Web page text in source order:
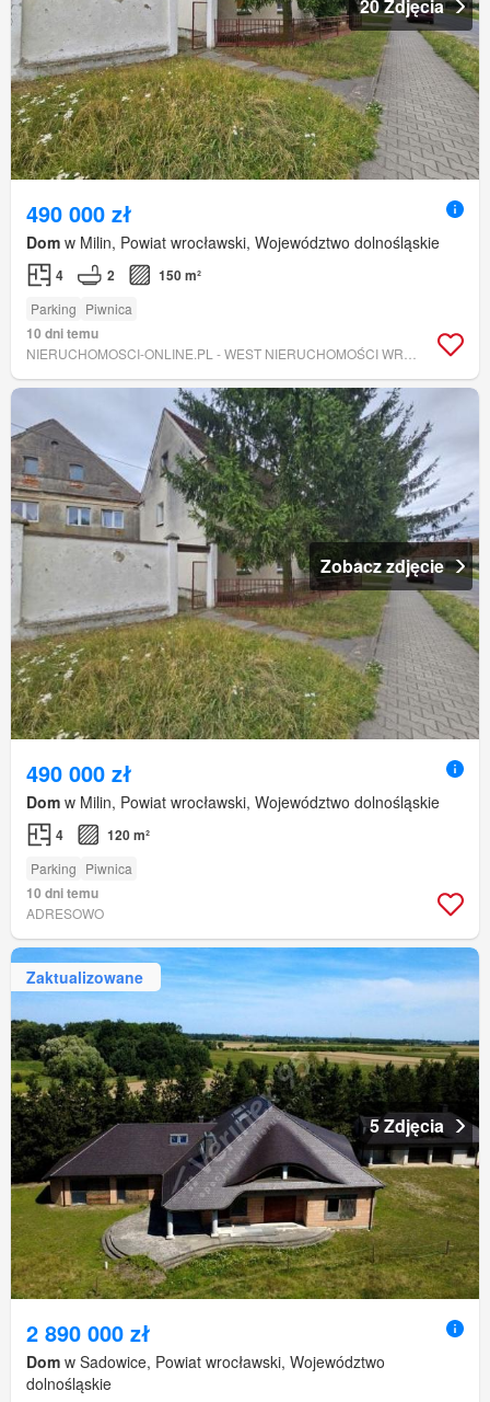
20 Zdjęcia
490 000 zł
Dom w Milin, Powiat wrocławski, Województwo dolnośląskie
4 2 150 m²
Parking Piwnica
10 dni temu
Zobacz zdjęcie
490 000 zł
Dom w Milin, Powiat wrocławski, Województwo dolnośląskie
4 120 m²
Parking Piwnica
10 dni temu
ADRESOWO
Zaktualizowane
5 Zdjęcia
2 890 000 zł
Dom w Sadowice, Powiat wrocławski, Województwo
dolnośląskie